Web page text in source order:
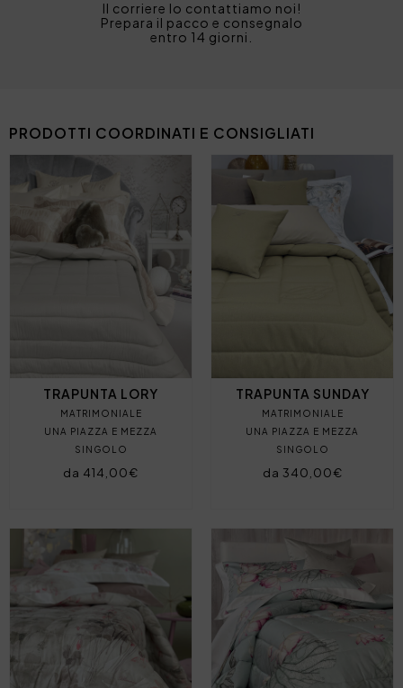
Il corriere lo contattiamo noi!
Prepara il pacco e consegnalo
entro 14 giorni.
PRODOTTI COORDINATI E CONSIGLIATI
TRAPUNTA LORY
MATRIMONIALE
UNA PIAZZA E MEZZA
SINGOLO
da 414,00€
TRAPUNTA SUNDAY
MATRIMONIALE
UNA PIAZZA E MEZZA
SINGOLO
da 340,00€